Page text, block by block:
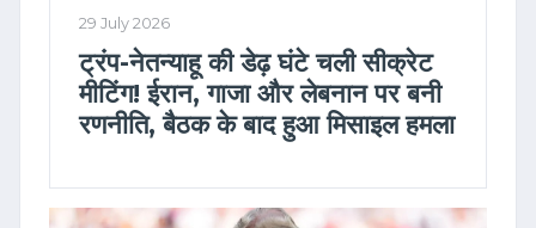
29 July 2026
ट्रंप-नेतन्याहू की डेढ़ घंटे चली सीक्रेट
मीटिंग! ईरान, गाजा और लेबनान पर बनी
रणनीति, बैठक के बाद हुआ मिसाइल हमला